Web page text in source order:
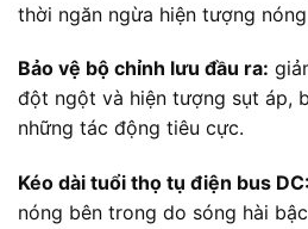
thời ngăn ngừa hiện tượng
Bảo vệ bộ chỉnh lưu đầu ra:
đột ngột và hiện tượng sụt áp,
những tác động tiêu cực.
Kéo dài tuổi thọ tụ điện bus DC:
nóng bên trong do sóng hài